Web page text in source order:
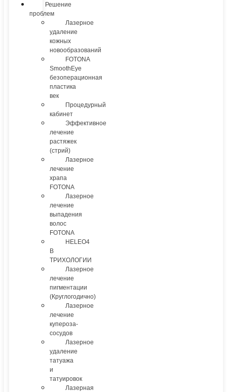
Решение
проблем
Лазерное
удаление
кожных
новообразований
FOTONA
SmoothEye
безоперационная
пластика
век
Процедурный
кабинет
Эффективное
лечение
растяжек
(стрий)
Лазерное
лечение
храпа
FOTONA
Лазерное
лечение
выпадения
волос
FOTONA
HELEO4
В
ТРИХОЛОГИИ
Лазерное
лечение
пигментации
(Круглогодично)
Лазерное
лечение
купероза-
сосудов
Лазерное
удаление
татуажа
и
татуировок
Лазерная